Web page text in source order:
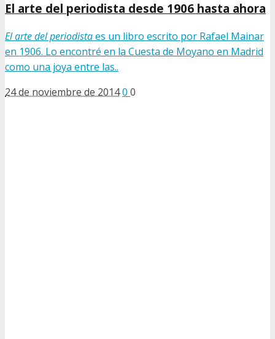
El arte del periodista desde 1906 hasta ahora
El arte del periodistaes un libro escrito por Rafael Mainar
en 1906. Lo encontré en la Cuesta de Moyano en Madrid
como una joya entre las..
24 de noviembre de 20140 0